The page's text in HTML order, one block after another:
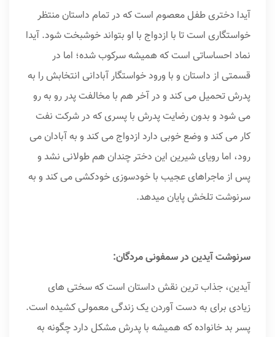
آیدا دختری طفل معصوم است که در تمام داستان منتظر
خواستگاری است تا با ازدواج با او بتواند خوشبخت شود. آیدا
نماد احساساتی است که همیشه سرکوب شده؛ اما در
قسمتی از داستان و با ورود خواستگار آبادانی انتخابش را به
پدرش تحمیل می کند و در آخر هم با مخالفت پدر رو به رو
می شود و بدون رضایت پدرش با پسری که در شرکت نفت
کار می کند و وضع خوبی دارد ازدواج می کند و به آبادان می
رود، اما رویای شیرین این دختر چندان هم طولانی نشد و
پس از ماجراهای عجیب با خودسوزی خودکشی می کند و به
سرنوشت تلخش پایان میدهد.
سرنوشت آیدین در سمفونی مردگان:
آیدین، جذاب ترین نقش داستان است که سختی های
زیادی برای به دست آوردن یک زندگی معمولی کشیده است.
پسر بد خانواده که همیشه با پدرش مشکل دارد چگونه به